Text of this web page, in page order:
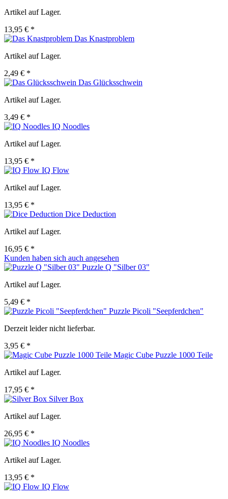
Artikel auf Lager.
13,95 € *
Das Knastproblem
Artikel auf Lager.
2,49 € *
Das Glücksschwein
Artikel auf Lager.
3,49 € *
IQ Noodles
Artikel auf Lager.
13,95 € *
IQ Flow
Artikel auf Lager.
13,95 € *
Dice Deduction
Artikel auf Lager.
16,95 € *
Kunden haben sich auch angesehen
Puzzle Q "Silber 03"
Artikel auf Lager.
5,49 € *
Puzzle Picoli "Seepferdchen"
Derzeit leider nicht lieferbar.
3,95 € *
Magic Cube Puzzle 1000 Teile
Artikel auf Lager.
17,95 € *
Silver Box
Artikel auf Lager.
26,95 € *
IQ Noodles
Artikel auf Lager.
13,95 € *
IQ Flow